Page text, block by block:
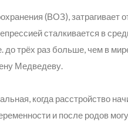
(ВОЗ), затрагивает
сталкивается в
до трёх раз больше, чем в
Медведеву.
когда расстройство
и после родов